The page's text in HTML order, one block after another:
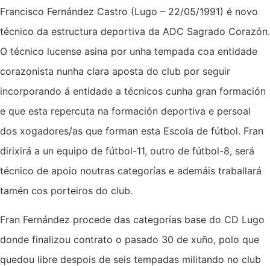
Francisco Fernández Castro (Lugo – 22/05/1991) é novo
técnico da estructura deportiva da ADC Sagrado Corazón.
O técnico lucense asina por unha tempada coa entidade
corazonista nunha clara aposta do club por seguir
incorporando á entidade a técnicos cunha gran formación
e que esta repercuta na formación deportiva e persoal
dos xogadores/as que forman esta Escola de fútbol. Fran
dirixirá a un equipo de fútbol-11, outro de fútbol-8, será
técnico de apoio noutras categorías e ademáis traballará
tamén cos porteiros do club.
Fran Fernández procede das categorías base do CD Lugo
donde finalizou contrato o pasado 30 de xuño, polo que
quedou libre despois de seis tempadas militando no club